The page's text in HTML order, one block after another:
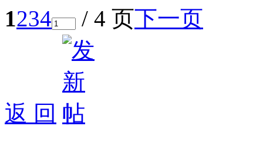
1234 / 4 页下一页
返 回